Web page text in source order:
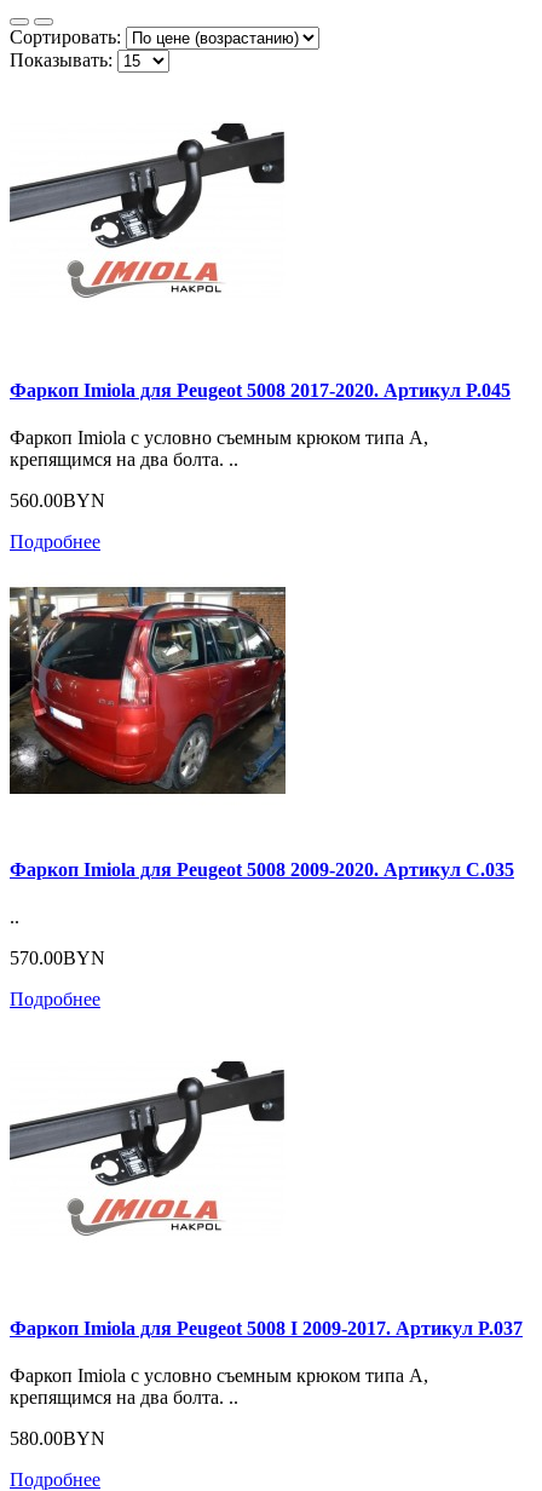
Сортировать:
Показывать:
Фаркоп Imiola для Peugeot 5008 2017-2020. Артикул P.045
Фаркоп Imiola с условно съемным крюком типа А,
крепящимся на два болта. ..
560.00BYN
Подробнее
Фаркоп Imiola для Peugeot 5008 2009-2020. Артикул C.035
..
570.00BYN
Подробнее
Фаркоп Imiola для Peugeot 5008 I 2009-2017. Артикул P.037
Фаркоп Imiola с условно съемным крюком типа А,
крепящимся на два болта. ..
580.00BYN
Подробнее